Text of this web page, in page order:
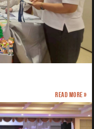
Read more »